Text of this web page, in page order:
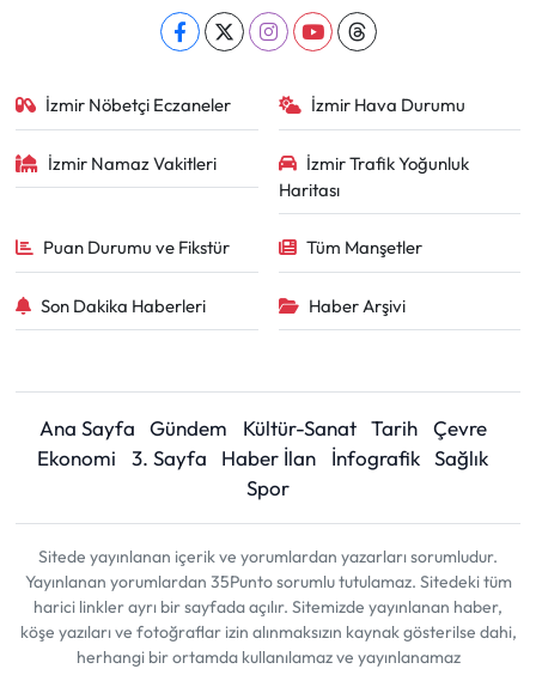
İzmir Nöbetçi Eczaneler İzmir Hava Durumu
İzmir Namaz Vakitleri
İzmir Trafik Yoğunluk
Haritası
Puan Durumu ve Fikstür Tüm Manşetler
Son Dakika Haberleri Haber Arşivi
Ana Sayfa Gündem Kültür-Sanat Tarih
Çevre
Ekonomi
3. Sayfa Haber İlan İnfografik Sağlık
Spor
Sitede yayınlanan içerik ve yorumlardan yazarları sorumludur.
Yayınlanan yorumlardan 35Punto sorumlu tutulamaz. Sitedeki tüm
harici linkler ayrı bir sayfada açılır. Sitemizde yayınlanan haber,
köşe yazıları ve fotoğraflar izin alınmaksızın kaynak gösterilse dahi,
herhangi bir ortamda kullanılamaz ve yayınlanamaz